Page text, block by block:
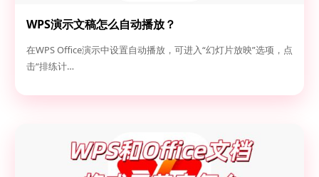
WPS演示文稿怎么自动播放？
在WPS Office演示中设置自动播放，可进入“幻灯片放映”选项，点
击“排练计…